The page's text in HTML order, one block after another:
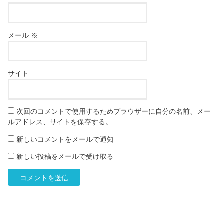
メール ※
サイト
次回のコメントで使用するためブラウザーに自分の名前、メー
ルアドレス、サイトを保存する。
新しいコメントをメールで通知
新しい投稿をメールで受け取る